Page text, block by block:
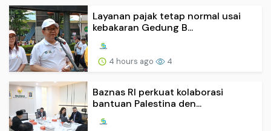
Layanan pajak tetap normal usai
kebakaran Gedung B...
4 hours ago 4
Baznas RI perkuat kolaborasi
bantuan Palestina den...